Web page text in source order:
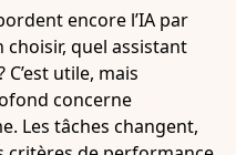
encore l’IA par
quel assistant
utile, mais
concerne
Les tâches changent,